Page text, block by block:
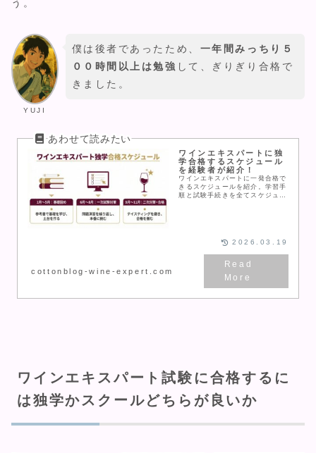
う。
YUJI
僕は後者であったため、 一年間みっちり５
００時間以上は勉強 して、ぎりぎり合格で
きました。
ワインエキスパートに独
学合格するスケジュール
を経験者が紹介！
ワインエキスパートに一発合格で
きるスケジュールを紹介。学習手
順と試験手続きを全てスケジュー
cottonblog-wine-expert.com
2026.03.19
ワインエキスパート試験に合格するに
は独学かスクールどちらが良いか